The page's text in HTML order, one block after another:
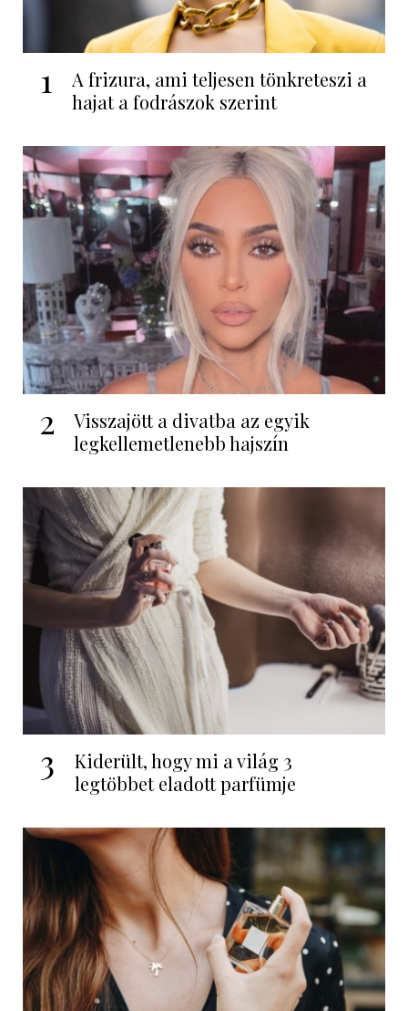
1
A frizura, ami teljesen tönkreteszi a
hajat a fodrászok szerint
2
Visszajött a divatba az egyik
legkellemetlenebb hajszín
3
Kiderült, hogy mi a világ 3
legtöbbet eladott parfümje